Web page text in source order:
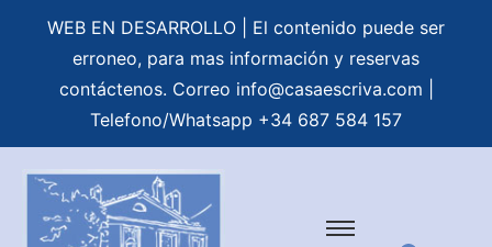
WEB EN DESARROLLO | El contenido puede ser
erroneo, para mas información y reservas
contáctenos. Correo info@casaescriva.com
Telefono/Whatsapp +34 687 584 157